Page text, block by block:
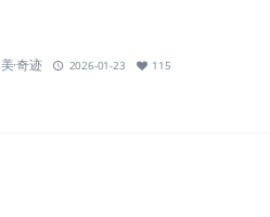
美·奇迹 2026-01-23 115